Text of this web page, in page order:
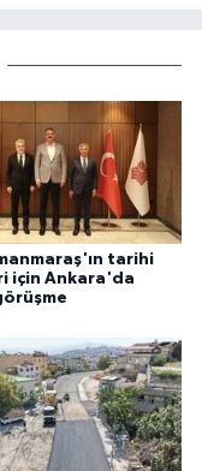
tarihi
için Ankara'da